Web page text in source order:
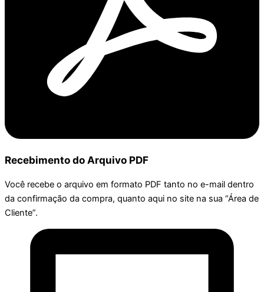
Recebimento do Arquivo PDF
Você recebe o arquivo em formato PDF tanto no e-mail dentro
da confirmação da compra, quanto aqui no site na sua “Área de
Cliente”.